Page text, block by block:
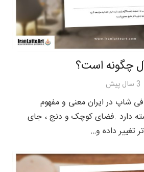
چگونه است؟
3 سال پیش
شاپ در ایران معنی و مفهوم
دارد .فضای کوچک و دنج ، جای
تغییر داده و…